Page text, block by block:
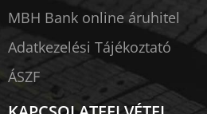
MBH Bank online áruhitel
Adatkezelési Tájékoztató
ÁSZF